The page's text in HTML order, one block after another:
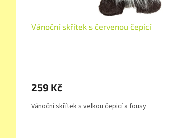
Vánoční skřítek s červenou čepicí
259 Kč
Vánoční skřítek s velkou čepicí a fousy